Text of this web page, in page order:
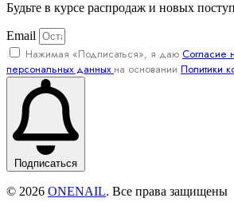
Будьте в курсе распродаж и новых
Email
Нажимая «Подписаться», я даю Согласие
персональных данных на основании Политики
Подписаться
© 2026 ONENAIL. Все права защищены